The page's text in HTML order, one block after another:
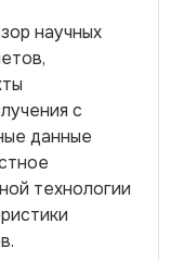
научных
с
данные
технологии